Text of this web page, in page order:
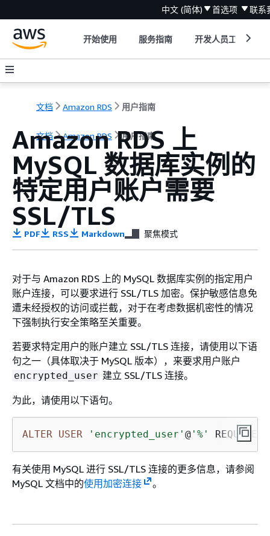
中文 (简体) 首选项 联系
开始使用 服务指南 开发人员工具
文档 Amazon RDS 用户指南
文档 Amazon RDS 用户指南
Amazon RDS 上
MySQL 数据库实例的
特定用户账户需要
SSL/TLS
PDF RSS Markdown 聚焦模式
对于与 Amazon RDS 上的 MySQL 数据库实例的指定用户
账户连接，可以要求进行 SSL/TLS 加密。保护敏感信息免
遭未经授权的访问或拦截，对于在考虑数据机密性的情况
下强制执行安全策略至关重要。
若要求特定用户的账户建立 SSL/TLS 连接，请使用以下语
句之一（具体取决于 MySQL 版本），来要求用户账户
encrypted_user 建立 SSL/TLS 连接。
为此，请使用以下语句。
ALTER USER 'encrypted_user' @ '%' REQUIRE
有关使用 MySQL 进行 SSL/TLS 连接的更多信息，请参阅
MySQL 文档中的使用加密连接 。